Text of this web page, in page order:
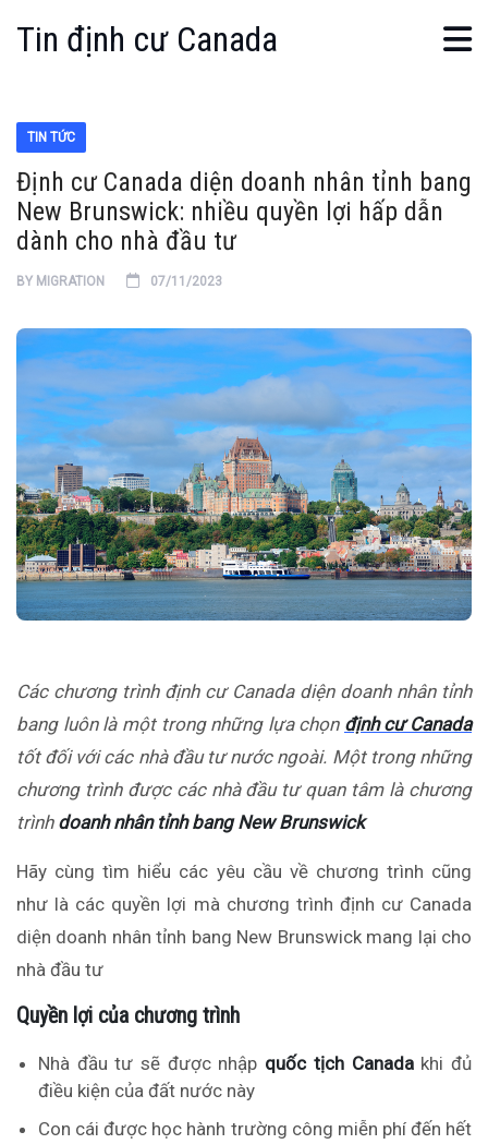
Tin định cư Canada
TIN TỨC
Định cư Canada diện doanh nhân tỉnh bang
New Brunswick: nhiều quyền lợi hấp dẫn
dành cho nhà đầu tư
BY MIGRATION 07/11/2023
Các chương trình định cư Canada diện doanh nhân tỉnh
bang luôn là một trong những lựa chọn định cư Canada
tốt đối với các nhà đầu tư nước ngoài. Một trong những
chương trình được các nhà đầu tư quan tâm là chương
trình doanh nhân tỉnh bang New Brunswick
Hãy cùng tìm hiểu các yêu cầu về chương trình cũng
như là các quyền lợi mà chương trình định cư Canada
diện doanh nhân tỉnh bang New Brunswick mang lại cho
nhà đầu tư
Quyền lợi của chương trình
Nhà đầu tư sẽ được nhập quốc tịch Canadakhi đủ
điều kiện của đất nước này
Con cái được học hành trường công miễn phí đến hết